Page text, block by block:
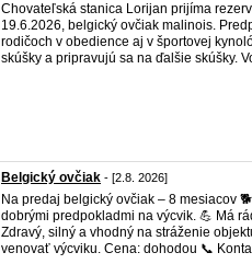
Chovateľská stanica Lorijan prijíma
19.6.2026, belgický ovčiak malinois.
rodičoch v obedience aj v športovej
skúšky a pripravujú sa na ďalšie skúšky.
Belgický ovčiak - [2.8. 2026]
Na predaj belgický ovčiak – 8 mesiacov
dobrými predpokladmi na výcvik. 💪 Má
Zdravý, silný a vhodný na stráženie
venovať výcviku. Cena: dohodou 📞